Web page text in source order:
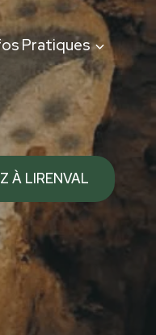
Pratiques
À LIRENVAL